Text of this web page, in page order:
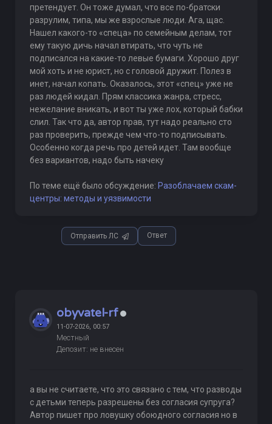
претендует. Он тоже думал, что все по-братски
разрулим, типа, мы же взрослые люди. Ага, щас.
Нашел какого-то «спеца» по семейным делам, тот
ему такую дичь начал втирать, что чуть не
подписался на какие-то левые бумаги. Хорошо друг
мой хоть и не юрист, но с головой дружит. Полез в
инет, начал копать. Оказалось, этот «спец» уже не
раз людей кидал. Прям классика жанра, стресс,
нежелание вникать, и вот ты уже лох, который бабки
слил. Так что да, автор прав, тут надо реально сто
раз проверить, прежде чем что-то подписывать.
Особенно когда речь про детей идет. Там вообще
без вариантов, надо быть начеку
По теме ещё было обсуждение: Разоблачаем скам-
центры: методы и уязвимости
Отправить ЛС Ответ
obyvatel-rf
11-07-2026, 00:57
Местный
Депозит: не внесен
а вы не считаете, что это связано с тем, что разводы
с детьми теперь разрешены без согласия супруга?
Автор пишет про ловушку обоюдного согласия но в